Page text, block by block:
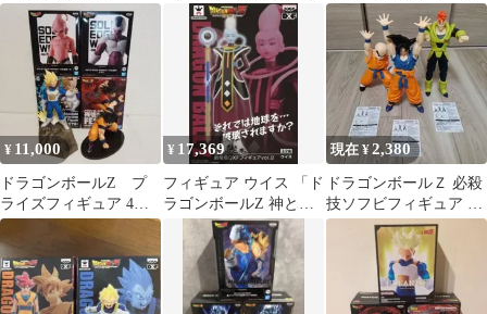
ギュア ビルス ウイス
開封
¥ 11,000
ドラゴンボールZ プ
ライズフィギュア 4点
セット
¥ 17,369
フィギュア ウイス 「ド
ラゴンボールZ 神と
神」 劇場版DXFフィギ
ュア vol.2【10日以内発
送】
現在 ¥2,380
ドラゴンボールＺ 必殺
技ソフビフィギュア パ
ート4 全3種セット